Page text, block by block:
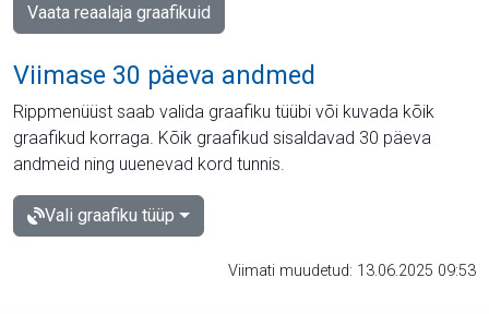
Vaata reaalaja graafikuid
Viimase 30 päeva andmed
Rippmenüüst saab valida graafiku tüübi või kuvada kõik
graafikud korraga. Kõik graafikud sisaldavad 30 päeva
andmeid ning uuenevad kord tunnis.
Vali graafiku tüüp
Viimati muudetud: 13.06.2025 09:53